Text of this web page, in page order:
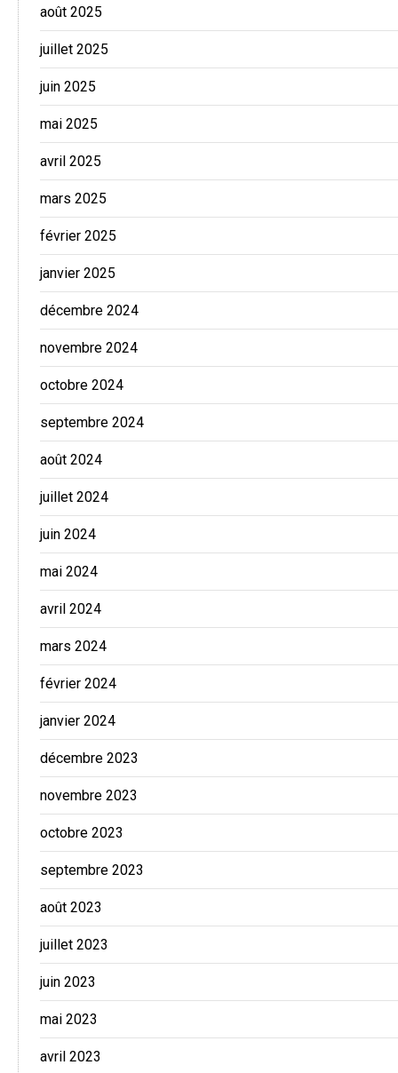
août 2025
juillet 2025
juin 2025
mai 2025
avril 2025
mars 2025
février 2025
janvier 2025
décembre 2024
novembre 2024
octobre 2024
septembre 2024
août 2024
juillet 2024
juin 2024
mai 2024
avril 2024
mars 2024
février 2024
janvier 2024
décembre 2023
novembre 2023
octobre 2023
septembre 2023
août 2023
juillet 2023
juin 2023
mai 2023
avril 2023